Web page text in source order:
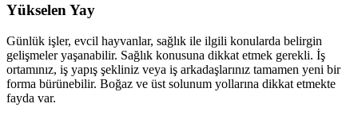
Yükselen Yay
Günlük işler, evcil hayvanlar, sağlık ile ilgili konularda belirgin
gelişmeler yaşanabilir. Sağlık konusuna dikkat etmek gerekli. İş
ortamınız, iş yapış şekliniz veya iş arkadaşlarınız tamamen yeni bir
forma bürünebilir. Boğaz ve üst solunum yollarına dikkat etmekte
fayda var.